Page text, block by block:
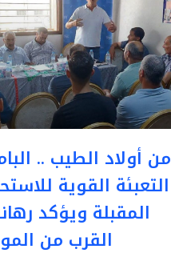
من أولاد الطيب ..
التعبئة القوية
المقبلة ويؤكد
القرب من